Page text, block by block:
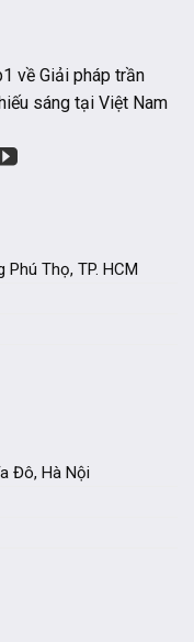
về Giải pháp trần
sáng tại Việt Nam
Đô, Hà Nội
Thọ, TP. HCM